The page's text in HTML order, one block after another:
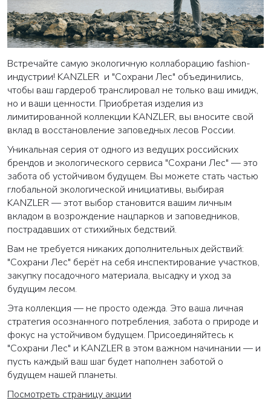
Встречайте самую экологичную коллаборацию fashion-
индустрии! KANZLER и "Сохрани Лес" объединились,
чтобы ваш гардероб транслировал не только ваш имидж,
но и ваши ценности. Приобретая изделия из
лимитированной коллекции KANZLER, вы вносите свой
вклад в восстановление заповедных лесов России.
Уникальная серия от одного из ведущих российских
брендов и экологического сервиса "Сохрани Лес" — это
забота об устойчивом будущем. Вы можете стать частью
глобальной экологической инициативы, выбирая
KANZLER — этот выбор становится вашим личным
вкладом в возрождение нацпарков и заповедников,
пострадавших от стихийных бедствий.
Вам не требуется никаких дополнительных действий:
"Сохрани Лес" берёт на себя инспектирование участков,
закупку посадочного материала, высадку и уход за
будущим лесом.
Эта коллекция — не просто одежда. Это ваша личная
стратегия осознанного потребления, забота о природе и
фокус на устойчивом будущем. Присоединяйтесь к
"Сохрани Лес" и KANZLER в этом важном начинании — и
пусть каждый ваш шаг будет наполнен заботой о
будущем нашей планеты.
Посмотреть страницу акции